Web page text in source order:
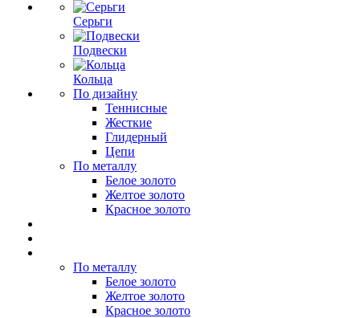
Серьги
Подвески
Кольца
По дизайну
Теннисные
Жесткие
Глидерный
Цепи
По металлу
Белое золото
Желтое золото
Красное золото
По металлу
Белое золото
Желтое золото
Красное золото